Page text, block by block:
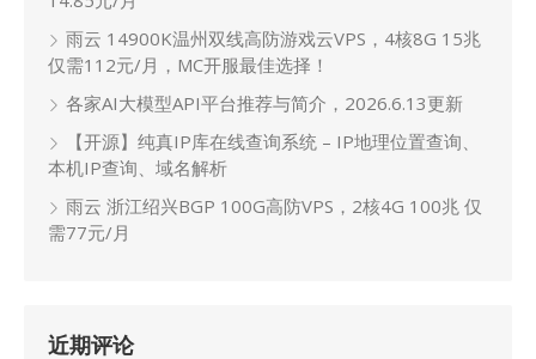
雨云 14900K温州双线高防游戏云VPS，4核8G 15兆
仅需112元/月，MC开服最佳选择！
各家AI大模型API平台推荐与简介，2026.6.13更新
【开源】纯真IP库在线查询系统 – IP地理位置查询、
本机IP查询、域名解析
雨云 浙江绍兴BGP 100G高防VPS，2核4G 100兆 仅
需77元/月
近期评论